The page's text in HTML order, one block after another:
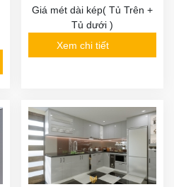
Giá mét dài kép( Tủ Trên +
Tủ dưới )
Xem chi tiết